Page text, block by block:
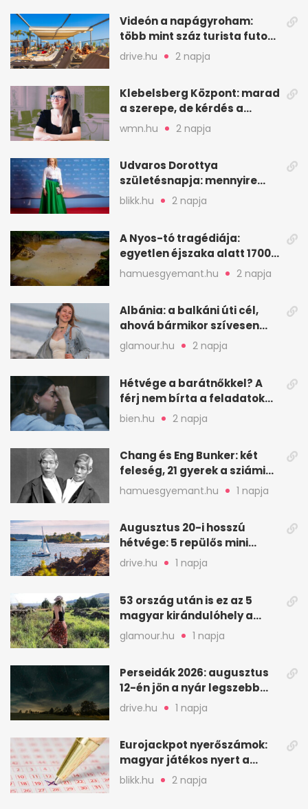
Videón a napágyroham:
több mint száz turista futott
a helyekért Tenerifén
drive.hu 2 napja
Klebelsberg Központ: marad
a szerepe, de kérdés a
hitelessége
wmn.hu 2 napja
Udvaros Dorottya
születésnapja: mennyire
ismered a filmszerepeit?
blikk.hu 2 napja
A Nyos-tó tragédiája:
egyetlen éjszaka alatt 1700
ember halt meg
hamuesgyemant.hu 2 napja
Albánia: a balkáni úti cél,
ahová bármikor szívesen
visszamennék
glamour.hu 2 napja
Hétvége a barátnőkkel? A
férj nem bírta a feladatokat,
a feleség levegőt kér
bien.hu 2 napja
Chang és Eng Bunker: két
feleség, 21 gyerek a sziámi
ikrek életében
hamuesgyemant.hu 1 napja
Augusztus 20-i hosszú
hétvége: 5 repülős mini
nyaralás 0 szabadsággal
drive.hu 1 napja
53 ország után is ez az 5
magyar kirándulóhely a
kedvencem
glamour.hu 1 napja
Perseidák 2026: augusztus
12-én jön a nyár legszebb
csillaghullása
drive.hu 1 napja
Eurojackpot nyerőszámok:
magyar játékos nyert a
2026. augusztus 4-i húzáson
blikk.hu 2 napja